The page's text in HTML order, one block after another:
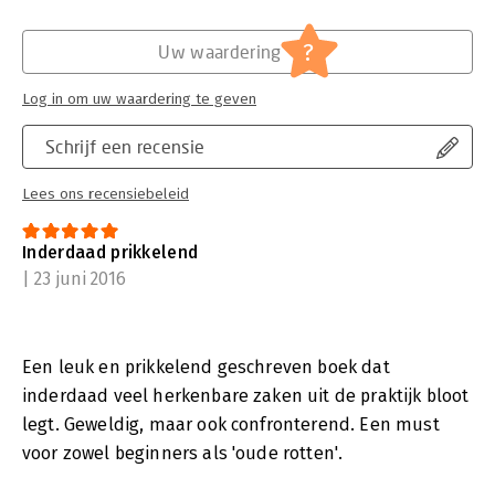
Schrijf een recensie
Lees ons recensiebeleid
Uw waardering ?
Log in om uw waardering te geven
Inderdaad prikkelend
| 23 juni 2016
Een leuk en prikkelend geschreven boek dat
inderdaad veel herkenbare zaken uit de praktijk bloot
legt. Geweldig, maar ook confronterend. Een must
voor zowel beginners als 'oude rotten'.